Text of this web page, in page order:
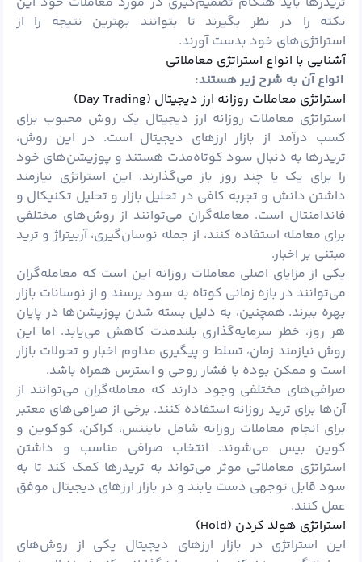
نکته را در نظر بگیرند تا بتوانند بهترین نتیجه را از
استراتژی‌های خود بدست آورند.
آشنایی با انواع استراتژی معاملاتی
انواع آن به شرح زیرهستند:
استراتژی معاملات روزانه ارز دیجیتال (Day Trading)
استراتژی معاملات روزانه ارز دیجیتال یک روش محبوب برای
کسب درآمد از بازار ارزهای دیجیتال است. در این روش،
تریدرها به دنبال سود کوتاه‌مدت هستند و پوزیشن‌های خود
را برای یک یا چند روز باز می‌گذارند. این استراتژی نیازمند
داشتن دانش و تجربه کافی در تحلیل بازار و تحلیل تکنیکال و
فاندامنتال است. معامله‌گران می‌توانند از روش‌های مختلفی
برای معامله استفاده کنند، از جمله نوسان‌گیری،آربیتراژ و ترید
مبتنی بر اخبار.
یکی از مزایای اصلی معاملات روزانه این است که معامله‌گران
می‌توانند در بازه زمانی کوتاه به سود برسند و از نوسانات بازار
بهره ببرند. همچنین، به دلیل بسته شدن پوزیشن‌ها در پایان
هر روز، خطر سرمایه‌گذاری بلندمدت کاهش می‌یابد. اما این
روش نیازمند زمان، تسلط و پیگیری مداوم اخبار و تحولات بازار
است و ممکن بوده با فشار روحی و استرس همراه باشد.
صرافی‌های مختلفی وجود دارند که معامله‌گران می‌توانند از
آن‌ها برای ترید روزانه استفاده کنند. برخی از صرافی‌های معتبر
برای انجام معاملات روزانه شامل بایننس، کراکن، کوکوین و
کوین بیس می‌شوند. انتخاب صرافی مناسب و داشتن
استراتژی معاملاتی موثر می‌تواند به تریدرها کمک کند تا به
سود قابل توجهی دست یابند و در بازار ارزهای دیجیتال موفق
عمل کنند.
استراتژی هولد کردن (Hold)
این استراتژی در بازار ارزهای دیجیتال یکی از روش‌های